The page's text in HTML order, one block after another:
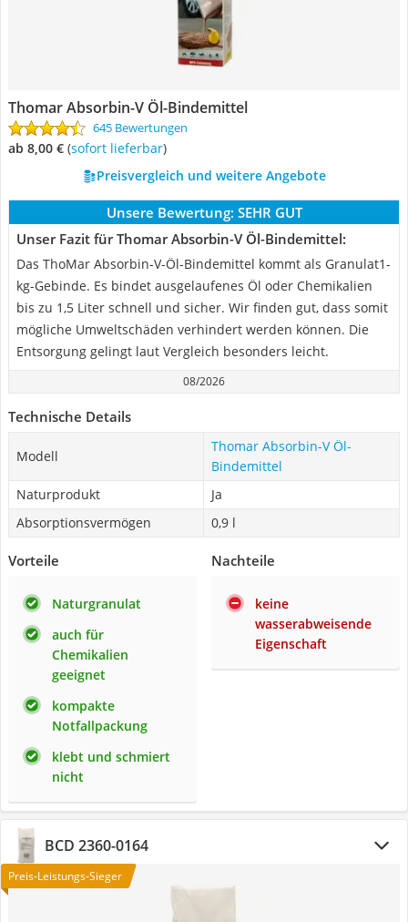
Thomar Absorbin-V Öl-Bindemittel
645 Bewertungen
ab 8,00 € ( Sofort lieferbar)
Preisvergleich und weitere Angebote
Unsere Bewertung: SEHR GUT
Unser Fazit für Thomar Absorbin-V Öl-Bindemittel:
Das ThoMar Absorbin-V-Öl-Bindemittel kommt als Granulat1-
kg-Gebinde. Es bindet ausgelaufenes Öl oder Chemikalien
bis zu 1,5 Liter schnell und sicher. Wir finden gut, dass somit
mögliche Umweltschäden verhindert werden können. Die
Entsorgung gelingt laut Vergleich besonders leicht.
08/2026
Technische Details
Modell
Thomar Absorbin-V Öl-
Bindemittel
Naturprodukt
Ja
Absorptionsvermögen
0,9 l
Vorteile
Naturgranulat
auch für
Chemikalien
geeignet
kompakte
Notfallpackung
klebt und schmiert
nicht
Nachteile
keine
wasserabweisende
Eigenschaft
BCD 2360-0164
Preis-Leistungs-Sieger